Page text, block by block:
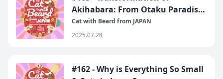
Akihabara: From Otaku Paradise
to What?
Cat with Beard from JAPAN
2025.07.28
#162 - Why is Everything So Small